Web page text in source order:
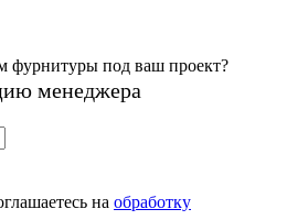
фурнитуры под ваш проект?
менеджера
на обработку